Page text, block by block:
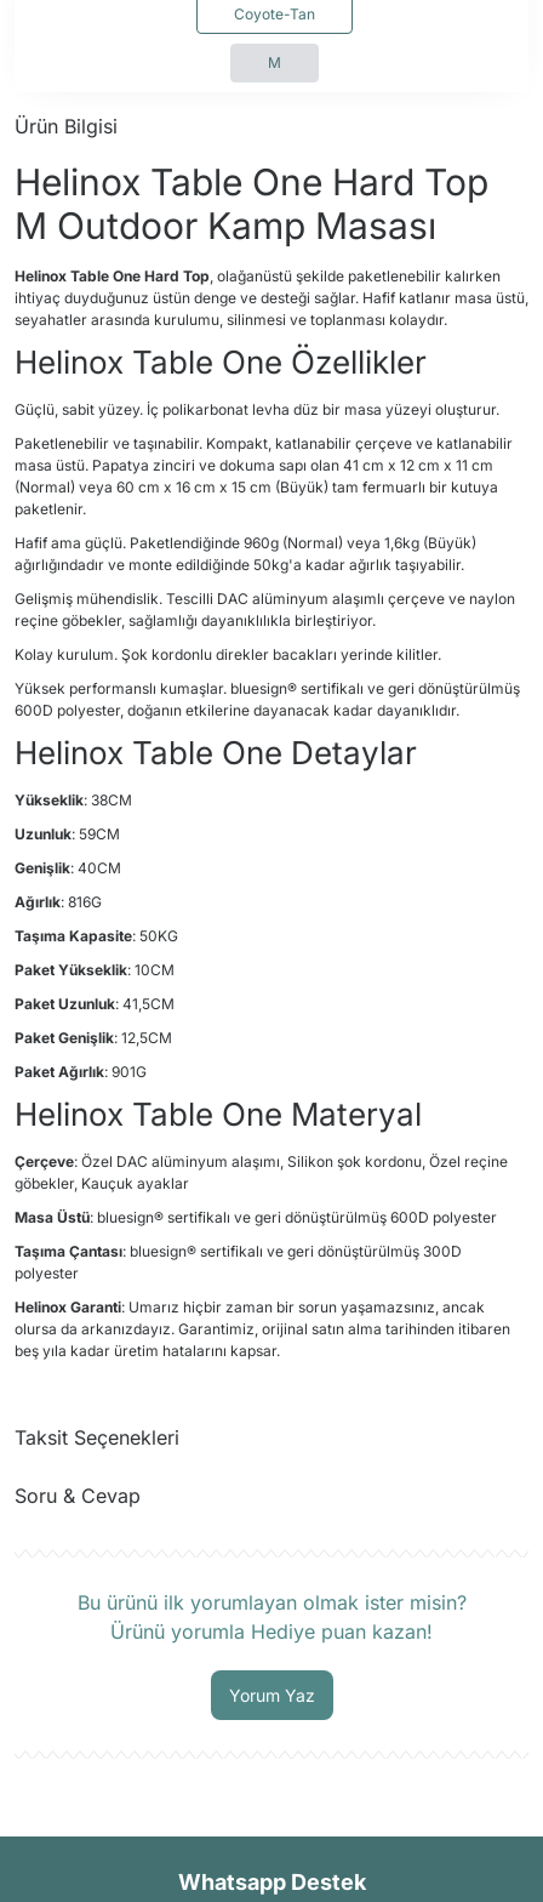
Coyote-Tan
M
Ürün Bilgisi
Helinox Table One Hard Top
M Outdoor Kamp Masası
Helinox Table One Hard Top, olağanüstü şekilde paketlenebilir kalırken
ihtiyaç duyduğunuz üstün denge ve desteği sağlar. Hafif katlanır masa üstü,
seyahatler arasında kurulumu, silinmesi ve toplanması kolaydır.
Helinox Table One Özellikler
Güçlü, sabit yüzey. İç polikarbonat levha düz bir masa yüzeyi oluşturur.
Paketlenebilir ve taşınabilir. Kompakt, katlanabilir çerçeve ve katlanabilir
masa üstü. Papatya zinciri ve dokuma sapı olan 41 cm x 12 cm x 11 cm
(Normal) veya 60 cm x 16 cm x 15 cm (Büyük) tam fermuarlı bir kutuya
paketlenir.
Hafif ama güçlü. Paketlendiğinde 960g (Normal) veya 1,6kg (Büyük)
ağırlığındadır ve monte edildiğinde 50kg'a kadar ağırlık taşıyabilir.
Gelişmiş mühendislik. Tescilli DAC alüminyum alaşımlı çerçeve ve naylon
reçine göbekler, sağlamlığı dayanıklılıkla birleştiriyor.
Kolay kurulum. Şok kordonlu direkler bacakları yerinde kilitler.
Yüksek performanslı kumaşlar. bluesign® sertifikalı ve geri dönüştürülmüş
600D polyester, doğanın etkilerine dayanacak kadar dayanıklıdır.
Helinox Table One Detaylar
Yükseklik: 38CM
Uzunluk: 59CM
Genişlik: 40CM
Ağırlık: 816G
Taşıma Kapasite: 50KG
Paket Yükseklik: 10CM
Paket Uzunluk: 41,5CM
Paket Genişlik: 12,5CM
Paket Ağırlık: 901G
Helinox Table One Materyal
Çerçeve: Özel DAC alüminyum alaşımı, Silikon şok kordonu, Özel reçine
göbekler, Kauçuk ayaklar
Masa Üstü: bluesign® sertifikalı ve geri dönüştürülmüş 600D polyester
Taşıma Çantası: bluesign® sertifikalı ve geri dönüştürülmüş 300D
polyester
Helinox Garanti: Umarız hiçbir zaman bir sorun yaşamazsınız, ancak
olursa da arkanızdayız. Garantimiz, orijinal satın alma tarihinden itibaren
beş yıla kadar üretim hatalarını kapsar.
Taksit Seçenekleri
Soru & Cevap
Bu ürünü ilk yorumlayan olmak ister misin?
Ürünü yorumla Hediye puan kazan!
Yorum Yaz
Whatsapp Destek